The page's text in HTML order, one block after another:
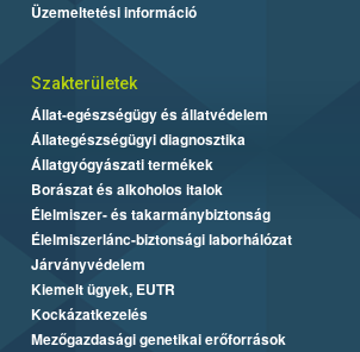
Üzemeltetési információ
Szakterületek
Állat-egészségügy és állatvédelem
Állategészségügyi diagnosztika
Állatgyógyászati termékek
Borászat és alkoholos italok
Élelmiszer- és takarmánybiztonság
Élelmiszerlánc-biztonsági laborhálózat
Járványvédelem
Kiemelt ügyek, EUTR
Kockázatkezelés
Mezőgazdasági genetikai erőforrások